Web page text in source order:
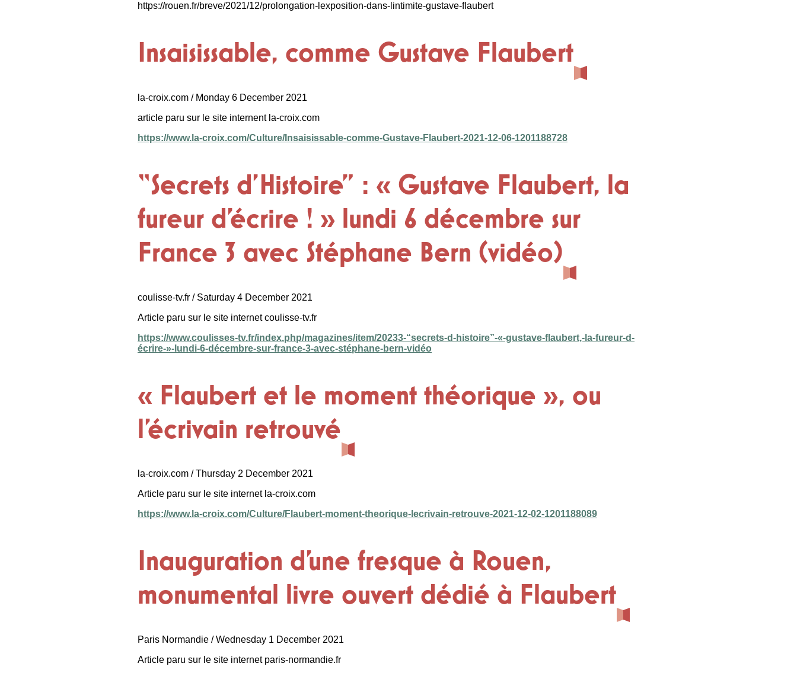
https://rouen.fr/breve/2021/12/prolongation-lexposition-dans-lintimite-gustave-flaubert
Insaisissable, comme Gustave Flaubert
la-croix.com / Monday 6 December 2021
article paru sur le site internent la-croix.com
https://www.la-croix.com/Culture/Insaisissable-comme-Gustave-Flaubert-2021-12-06-1201188728
“Secrets d'Histoire” : « Gustave Flaubert, la
fureur d'écrire ! » lundi 6 décembre sur
France 3 avec Stéphane Bern (vidéo)
coulisse-tv.fr / Saturday 4 December 2021
Article paru sur le site internet coulisse-tv.fr
https://www.coulisses-tv.fr/index.php/magazines/item/20233-“secrets-d-histoire”-«-gustave-flaubert,-la-fureur-d-
écrire-»-lundi-6-décembre-sur-france-3-avec-stéphane-bern-vidéo
« Flaubert et le moment théorique », ou
l’écrivain retrouvé
la-croix.com / Thursday 2 December 2021
Article paru sur le site internet la-croix.com
https://www.la-croix.com/Culture/Flaubert-moment-theorique-lecrivain-retrouve-2021-12-02-1201188089
Inauguration d’une fresque à Rouen,
monumental livre ouvert dédié à Flaubert
Paris Normandie / Wednesday 1 December 2021
Article paru sur le site internet paris-normandie.fr